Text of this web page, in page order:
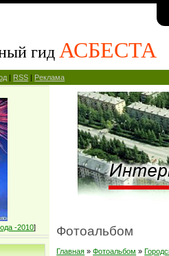
гид АСБЕСТА
| RSS | Реклама
-2010] Фотоальбом
Главная »Фотоальбом »